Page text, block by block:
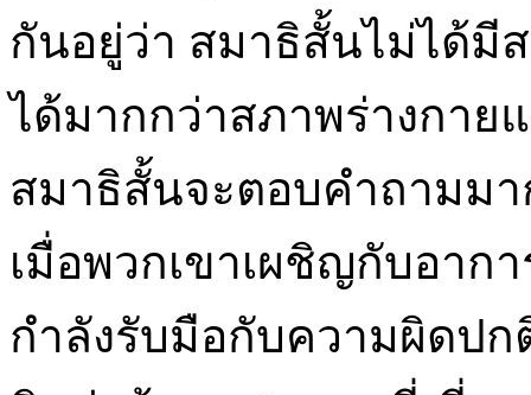
กันอยู่ว่า สมาธิสั้นไม่ได้มี
ได้มากกว่าสภาพร่างกาย
สมาธิสั้นจะตอบคำถามม
เมื่อพวกเขาเผชิญกับอาก
กำลังรับมือกับความผิดป